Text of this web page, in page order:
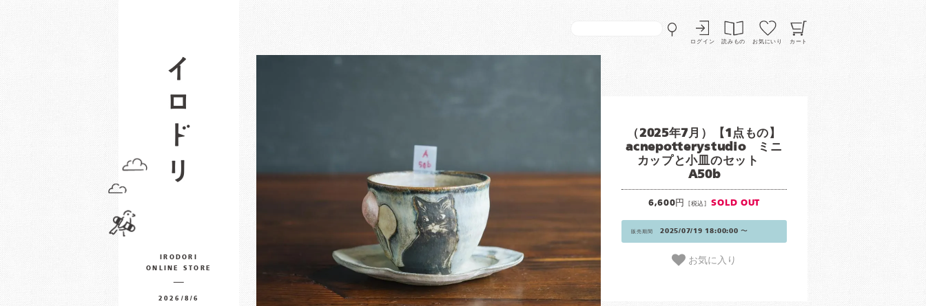
ログイン 読みもの お気にいり カート
IRODORI
ONLINE STORE
2026/8/6
（2025年7月）【1点もの】
acnepotterystudio ミニ
カップと小皿のセット
A50b
6,600円 [税込] SOLD OUT
販売期間 2025/07/19 18:00:00 〜
お気に入り